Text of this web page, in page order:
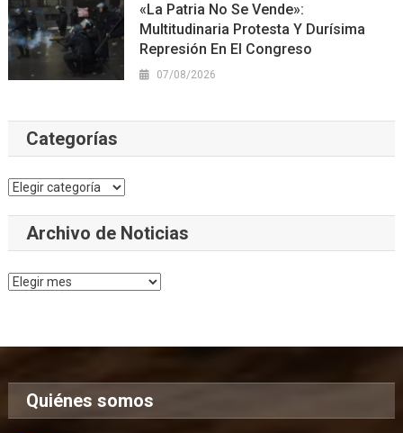
«La Patria No Se Vende»:
Multitudinaria Protesta Y Durísima
Represión En El Congreso
07/08/2026
Categorías
Categorías
Archivo de Noticias
Archivo
Quiénes somos